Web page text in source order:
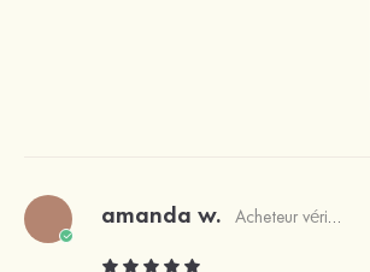
amanda w. Acheteur vérifié